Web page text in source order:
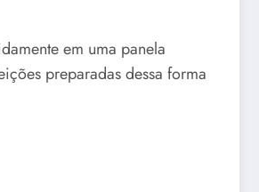
em uma panela
preparadas dessa forma